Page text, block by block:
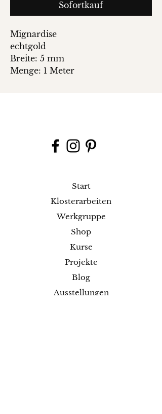
Sofortkauf
Mignardise
echtgold
Breite: 5 mm
Menge: 1 Meter
Start
Klosterarbeiten
Werkgruppe
Shop
Kurse
Projekte
Blog
Ausstellungen